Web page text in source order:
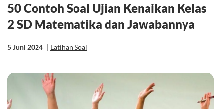
50 Contoh Soal Ujian Kenaikan Kelas
2 SD Matematika dan Jawabannya
5 Juni 2024 | Latihan Soal